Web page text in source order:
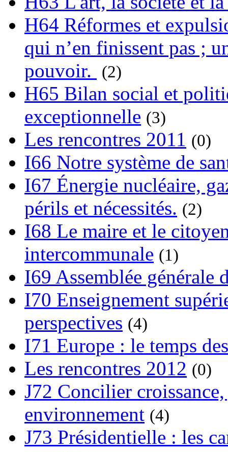
H64 Réformes et
qui n’en finissent pas ;
pouvoir.
(2)
H65 Bilan social et
exceptionnelle (3)
Les rencontres 2011 (0)
I66 Notre système de
I67 Énergie nucléaire,
périls et nécessités. (2)
I68 Le maire et le
intercommunale (1)
I69 Assemblée générale
I70 Enseignement
perspectives (4)
I71 Europe : le temps
Les rencontres 2012 (0)
J72 Concilier
environnement (4)
J73 Présidentielle : les